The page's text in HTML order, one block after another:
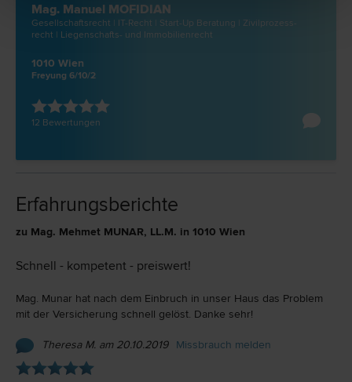
Mag. Manuel MOFIDIAN
Gesellschafts­recht | IT-Recht | Start-Up Beratung | Zivilprozess­
recht | Liegenschafts- und Immobilien­recht
1010 Wien
Freyung 6/10/2
12 Bewertungen
Erfahrungsberichte
zu Mag. Mehmet MUNAR, LL.M. in 1010 Wien
Schnell - kompetent - preiswert!
Mag. Munar hat nach dem Einbruch in unser Haus das Problem
mit der Versicherung schnell gelöst. Danke sehr!
Theresa M. am 20.10.2019 Missbrauch melden